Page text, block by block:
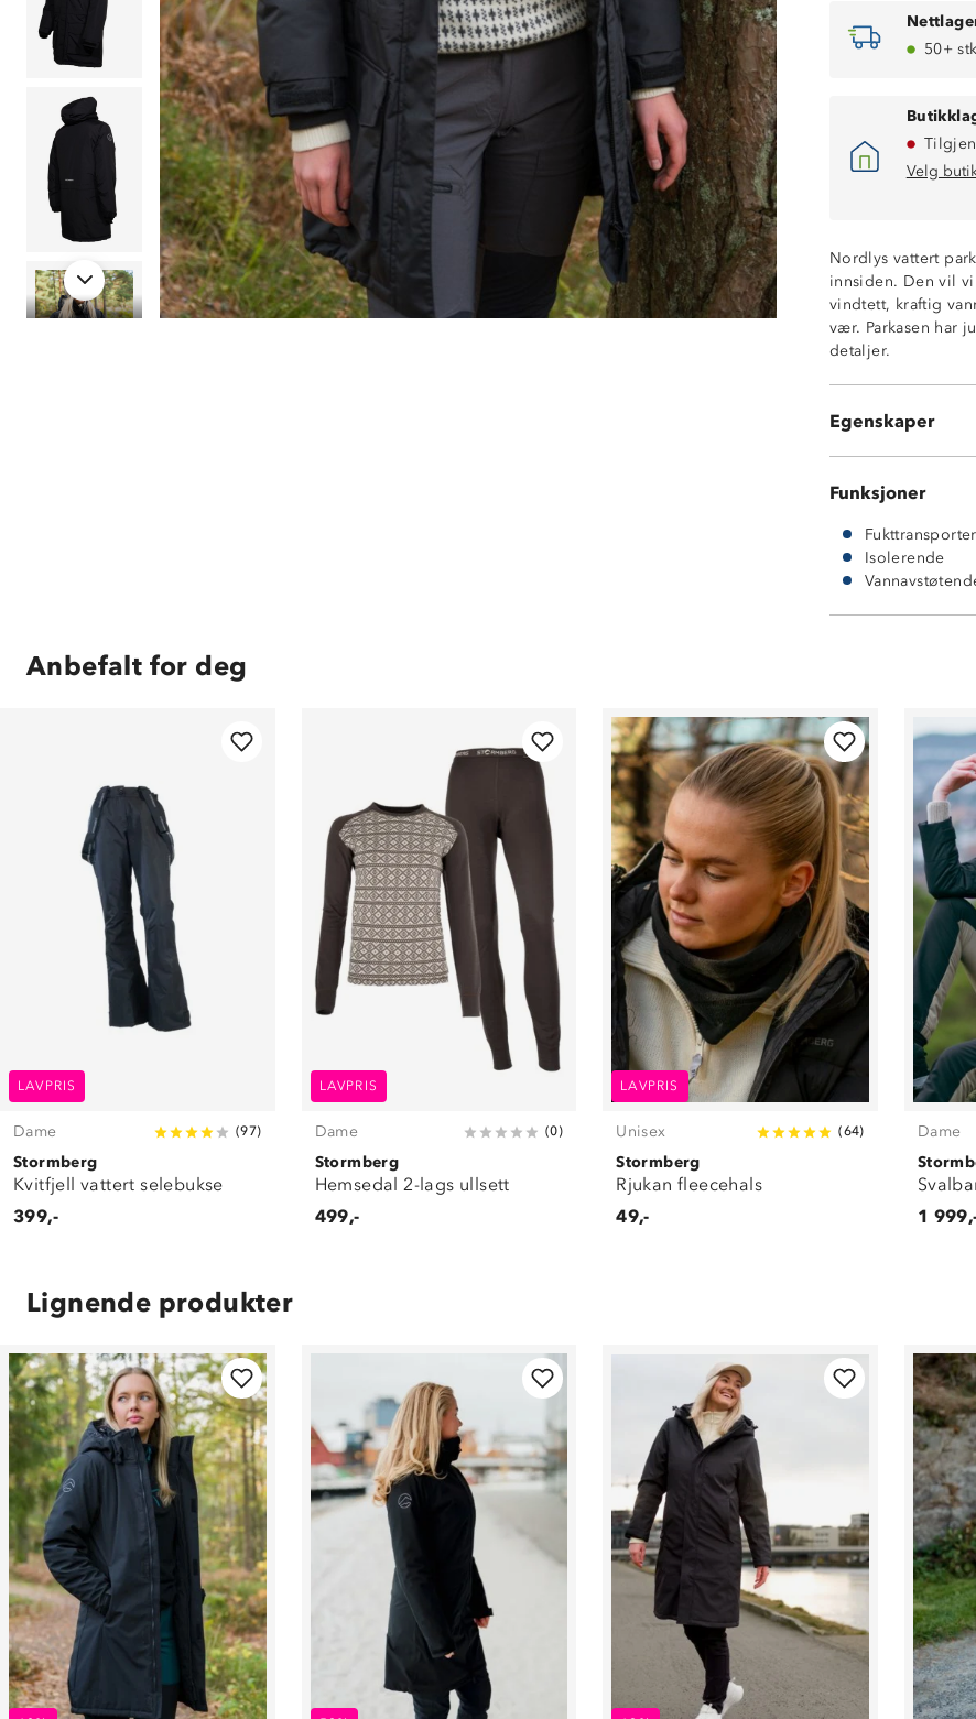
50+ stk
Velg
Nordlys vattert
innsiden. Den vil
vindtett, kraftig
vær. Parkasen har
detaljer.
Egenskaper
15/6 membran
Stikklommer
Brystlomme
YKK-glidelås
Funksjoner
Isolerende
Anbefalt for deg
LAVPRIS
Dame (97)
Stormberg
Kvitfjell vattert selebukse
399,-
LAVPRIS
Dame (0)
Stormberg
Hemsedal 2-lags ullsett
499,-
LAVPRIS
Unisex (64)
Stormberg
Rjukan fleecehals
49,-
Dame
1
Lignende produkter